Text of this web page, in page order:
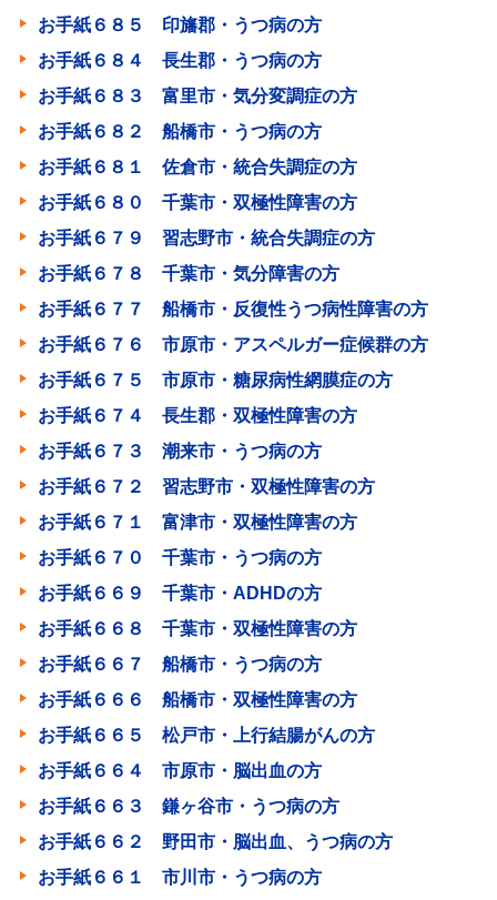
お手紙６８５ 印旛郡・うつ病の方
お手紙６８４ 長生郡・うつ病の方
お手紙６８３ 富里市・気分変調症の方
お手紙６８２ 船橋市・うつ病の方
お手紙６８１ 佐倉市・統合失調症の方
お手紙６８０ 千葉市・双極性障害の方
お手紙６７９ 習志野市・統合失調症の方
お手紙６７８ 千葉市・気分障害の方
お手紙６７７ 船橋市・反復性うつ病性障害の方
お手紙６７６ 市原市・アスペルガー症候群の方
お手紙６７５ 市原市・糖尿病性網膜症の方
お手紙６７４ 長生郡・双極性障害の方
お手紙６７３ 潮来市・うつ病の方
お手紙６７２ 習志野市・双極性障害の方
お手紙６７１ 富津市・双極性障害の方
お手紙６７０ 千葉市・うつ病の方
お手紙６６９ 千葉市・ADHDの方
お手紙６６８ 千葉市・双極性障害の方
お手紙６６７ 船橋市・うつ病の方
お手紙６６６ 船橋市・双極性障害の方
お手紙６６５ 松戸市・上行結腸がんの方
お手紙６６４ 市原市・脳出血の方
お手紙６６３ 鎌ヶ谷市・うつ病の方
お手紙６６２ 野田市・脳出血、うつ病の方
お手紙６６１ 市川市・うつ病の方